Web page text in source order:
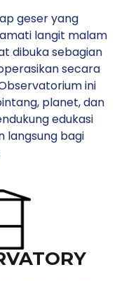
geser yang
langit malam
dibuka sebagian
secara
ini
planet, dan
edukasi
langsung bagi